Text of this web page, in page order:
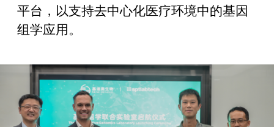
平台，以支持去中心化医疗环境中的基因
组学应用。